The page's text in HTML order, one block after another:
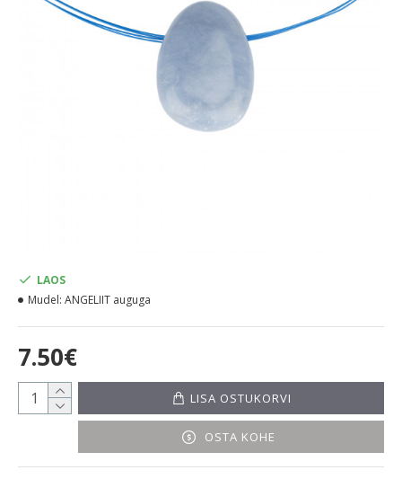
7.50€
LAOS
Mudel: ANGELIIT auguga
LISA OSTUKORVI
OSTA KOHE